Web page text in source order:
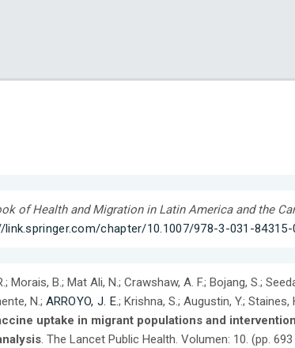
of Health and Migration in Latin America and the
link.springer.com/chapter/10.1007/978-3-031-84315-
Morais, B.; Mat Ali, N.; Crawshaw, A. F.; Bojang, S.;
N.; ARROYO, J. E.; Krishna, S.; Augustin, Y.; Staines,
uptake in migrant populations and
. The Lancet Public Health. Volumen: 10. (pp.